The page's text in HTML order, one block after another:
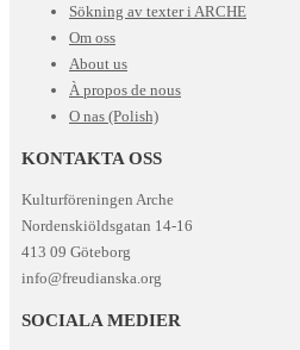
Sökning av texter i ARCHE
Om oss
About us
À propos de nous
O nas (Polish)
KONTAKTA OSS
Kulturföreningen Arche
Nordenskiöldsgatan 14-16
413 09 Göteborg
info@freudianska.org
SOCIALA MEDIER